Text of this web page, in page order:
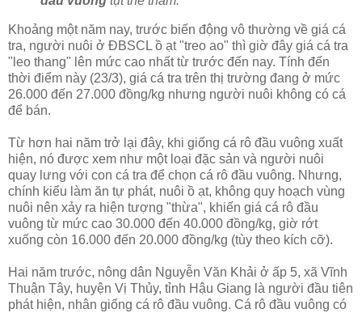
Khoảng một năm nay, trước biến động vô thường về giá cá
tra, người nuôi ở ĐBSCL ồ ạt "treo ao" thì giờ đây giá cá tra
"leo thang" lên mức cao nhất từ trước đến nay. Tính đến
thời điểm này (23/3), giá cá tra trên thị trường đang ở mức
26.000 đến 27.000 đồng/kg nhưng người nuôi không có cá
để bán.
Từ hơn hai năm trở lại đây, khi giống cá rô đầu vuông xuất
hiện, nó được xem như một loại đặc sản và người nuôi
quay lưng với con cá tra để chọn cá rô đầu vuông. Nhưng,
chính kiểu làm ăn tự phát, nuôi ồ ạt, không quy hoạch vùng
nuôi nên xảy ra hiện tượng "thừa", khiến giá cá rô đầu
vuông từ mức cao 30.000 đến 40.000 đồng/kg, giờ rớt
xuống còn 16.000 đến 20.000 đồng/kg (tùy theo kích cỡ).
Hai năm trước, nông dân Nguyễn Văn Khải ở ấp 5, xã Vĩnh
Thuận Tây, huyện Vị Thủy, tỉnh Hậu Giang là người đầu tiên
phát hiện, nhân giống cá rô đầu vuông. Cá rô đầu vuông có